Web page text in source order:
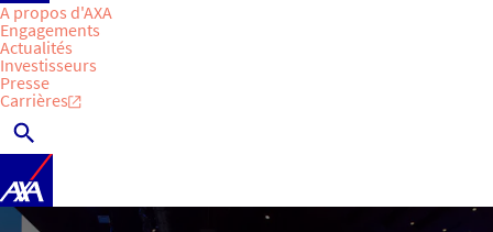
A propos d'AXA
Engagements
Actualités
Investisseurs
Presse
Carrières